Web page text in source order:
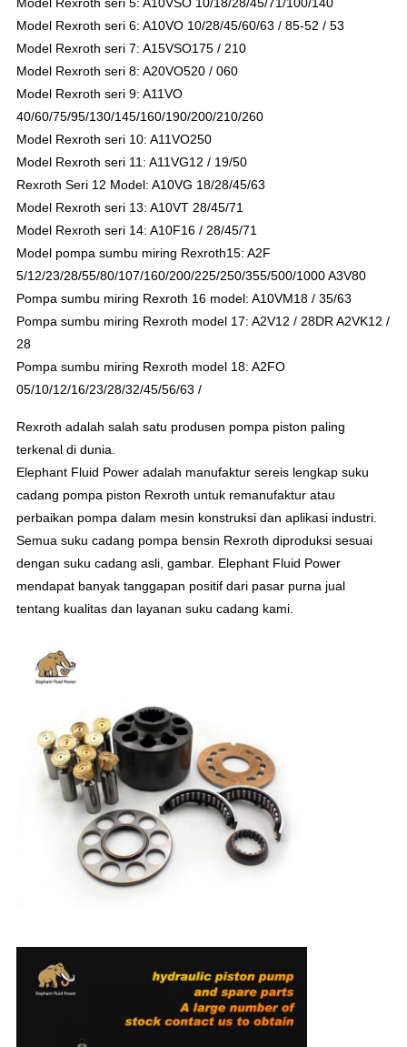
Model Rexroth seri 5: A10VSO 10/18/28/45/71/100/140
Model Rexroth seri 6: A10VO 10/28/45/60/63 / 85-52 / 53
Model Rexroth seri 7: A15VSO175 / 210
Model Rexroth seri 8: A20VO520 / 060
Model Rexroth seri 9: A11VO
40/60/75/95/130/145/160/190/200/210/260
Model Rexroth seri 10: A11VO250
Model Rexroth seri 11: A11VG12 / 19/50
Rexroth Seri 12 Model: A10VG 18/28/45/63
Model Rexroth seri 13: A10VT 28/45/71
Model Rexroth seri 14: A10F16 / 28/45/71
Model pompa sumbu miring Rexroth15: A2F
5/12/23/28/55/80/107/160/200/225/250/355/500/1000 A3V80
Pompa sumbu miring Rexroth 16 model: A10VM18 / 35/63
Pompa sumbu miring Rexroth model 17: A2V12 / 28DR A2VK12 /
28
Pompa sumbu miring Rexroth model 18: A2FO
05/10/12/16/23/28/32/45/56/63 /
Rexroth adalah salah satu produsen pompa piston paling
terkenal di dunia.
Elephant Fluid Power adalah manufaktur sereis lengkap suku
cadang pompa piston Rexroth untuk remanufaktur atau
perbaikan pompa dalam mesin konstruksi dan aplikasi industri.
Semua suku cadang pompa bensin Rexroth diproduksi sesuai
dengan suku cadang asli, gambar. Elephant Fluid Power
mendapat banyak tanggapan positif dari pasar purna jual
tentang kualitas dan layanan suku cadang kami.